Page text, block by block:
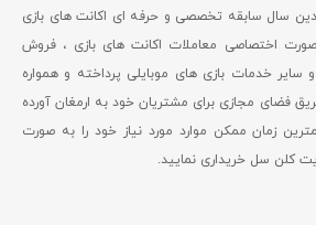
سال سابقه تخصصی و حرفه ای اکانت های بازی
اختصاصی معاملات اکانت های بازی ، فروش
خدمات بازی های موبایلی پرداخته و همواره
فضای مجازی برای مشتریان خود به ارمغان آورده
زمان ممکن موارد مورد نیاز خود را به صورت
کلن سل خریداری نمایید.